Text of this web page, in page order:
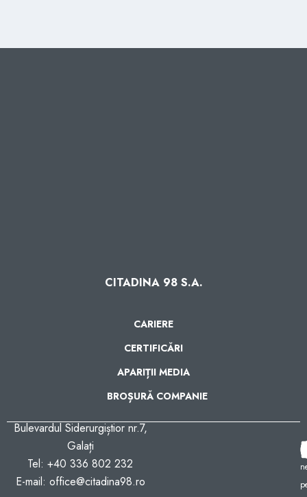
CITADINA 98 S.A.
CARIERE
CERTIFICĂRI
APARIȚII MEDIA
BROȘURĂ COMPANIE
Bulevardul Siderurgiștior nr.7,
Galați
Tel: +40 336 802 232
E-mail: office@citadina98.ro